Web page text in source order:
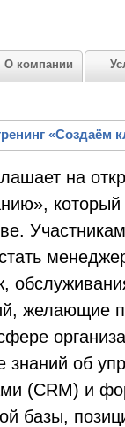
О компании
«Создаём
на
желающие
знаний об
(CRM) и
базы,